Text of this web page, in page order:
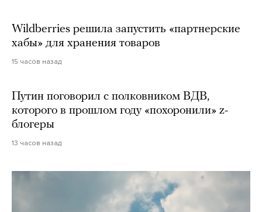
Wildberries решила запустить «партнерские
хабы» для хранения товаров
15 часов назад
Путин поговорил с полковником ВДВ,
которого в прошлом году «похоронили» z-
блогеры
13 часов назад